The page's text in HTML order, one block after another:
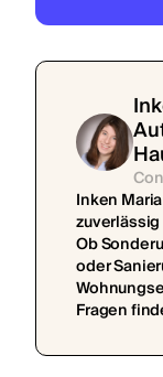
Inken
Ob
oder
Fragen